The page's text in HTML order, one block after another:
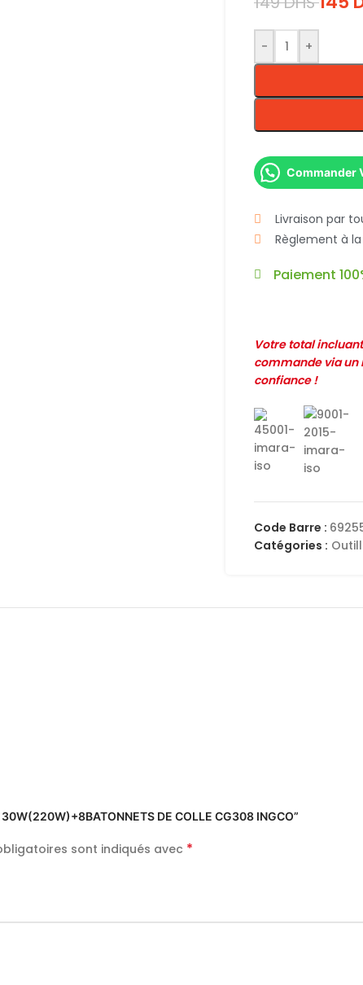
- +
Commander
Livraison par
Règlement à
Paiement
Votre total
commande via un
confiance !
Code Barre :
Catégories :
DE COLLE CG308 INGCO”
sont indiqués avec *